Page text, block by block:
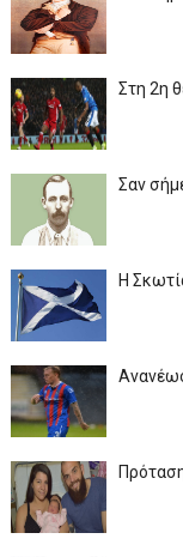
Στη 2η
Σαν
Η